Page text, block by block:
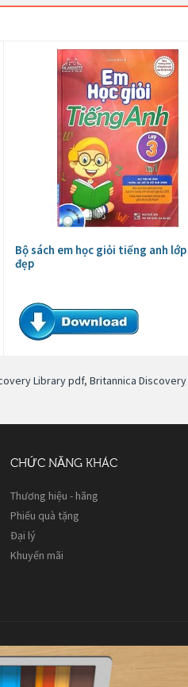
Bộ sách em học giỏi tiếng anh lớp
đẹp
Library pdf, Britannica
CHỨC NĂNG KHÁC
Thương hiệu - hãng
Phiếu quà tặng
Đại lý
Khuyến mãi